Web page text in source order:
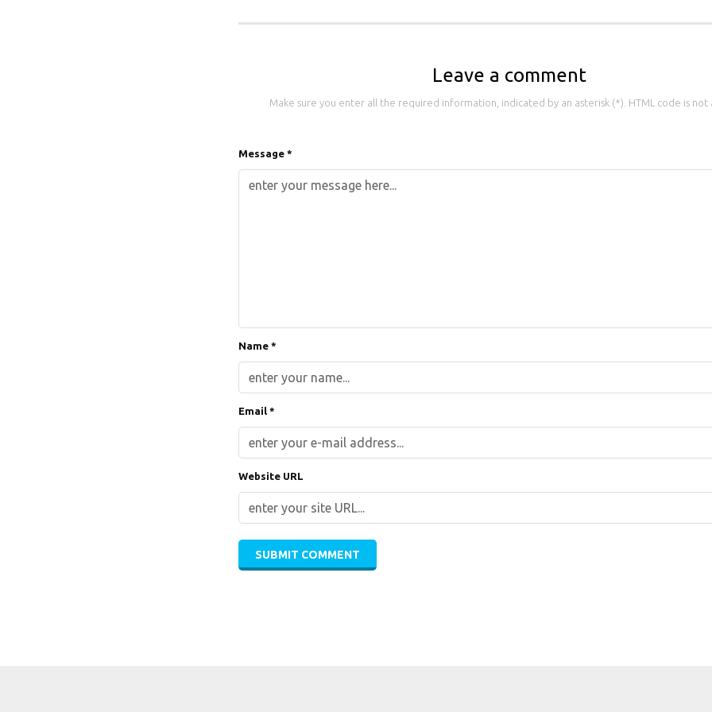
Leave a comment
Make sure you enter all the required information, indicated by an asterisk (*). HTML code is not
Message *
Name *
Email *
Website URL